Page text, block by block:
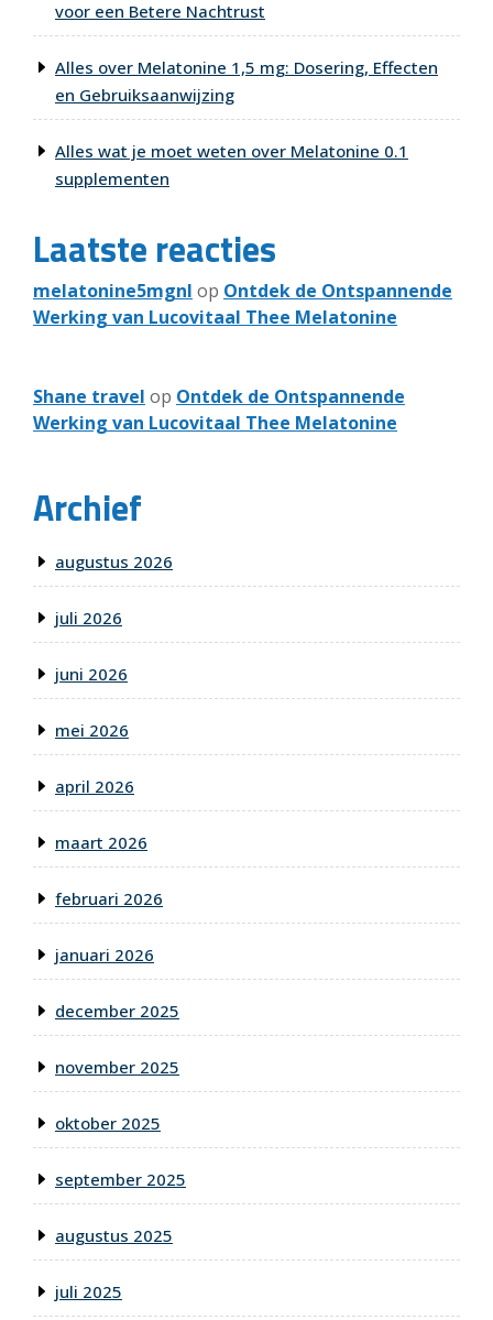
voor een Betere Nachtrust
Alles over Melatonine 1,5 mg: Dosering, Effecten
en Gebruiksaanwijzing
Alles wat je moet weten over Melatonine 0.1
supplementen
Laatste reacties
melatonine5mgnl op Ontdek de Ontspannende
Werking van Lucovitaal Thee Melatonine
Shane travel op Ontdek de Ontspannende
Werking van Lucovitaal Thee Melatonine
Archief
augustus 2026
juli 2026
juni 2026
mei 2026
april 2026
maart 2026
februari 2026
januari 2026
december 2025
november 2025
oktober 2025
september 2025
augustus 2025
juli 2025